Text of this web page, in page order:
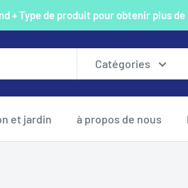
+ Type de produit pour obtenir plus
Catégories
et jardin à propos de nous